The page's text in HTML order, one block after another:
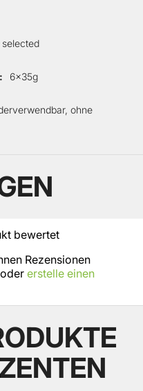
6x35g
ohne
bewertet
Rezensionen
oder erstelle einen